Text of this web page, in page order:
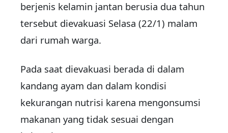
berjenis kelamin jantan berusia dua tahun
tersebut dievakuasi Selasa (22/1) malam
dari rumah warga.
Pada saat dievakuasi berada di dalam
kandang ayam dan dalam kondisi
kekurangan nutrisi karena mengonsumsi
makanan yang tidak sesuai dengan